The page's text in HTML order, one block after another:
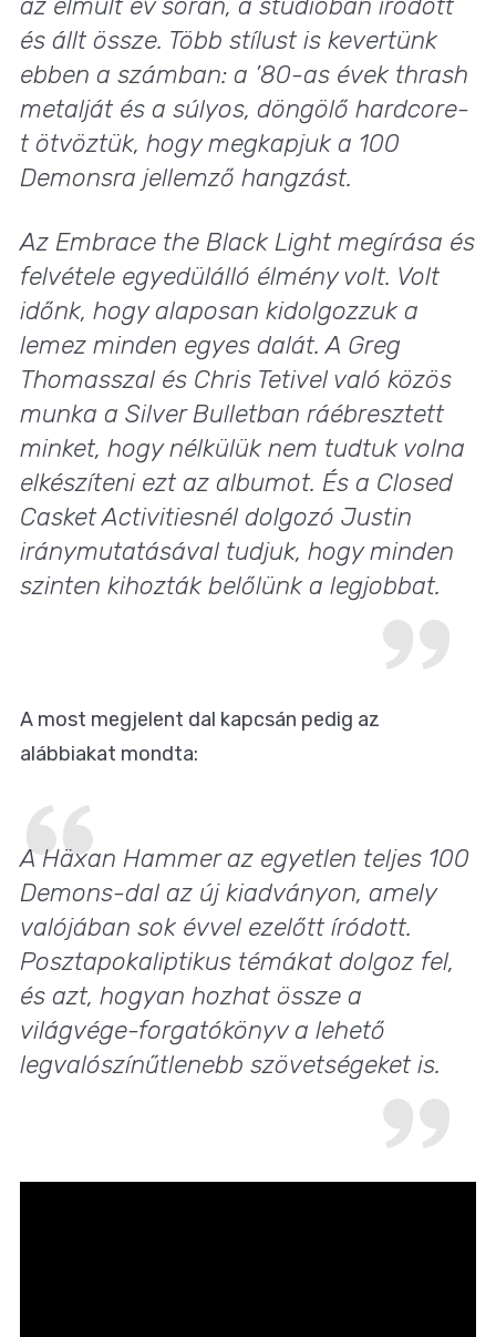
az elmúlt év során, a stúdióban íródott
és állt össze. Több stílust is kevertünk
ebben a számban: a ’80-as évek thrash
metalját és a súlyos, döngölő hardcore-
t ötvöztük, hogy megkapjuk a 100
Demonsra jellemző hangzást.
Az Embrace the Black Light megírása és
felvétele egyedülálló élmény volt. Volt
időnk, hogy alaposan kidolgozzuk a
lemez minden egyes dalát. A Greg
Thomasszal és Chris Tetivel való közös
munka a Silver Bulletban ráébresztett
minket, hogy nélkülük nem tudtuk volna
elkészíteni ezt az albumot. És a Closed
Casket Activitiesnél dolgozó Justin
iránymutatásával tudjuk, hogy minden
szinten kihozták belőlünk a legjobbat.
A most megjelent dal kapcsán pedig az
alábbiakat mondta:
A Häxan Hammer az egyetlen teljes 100
Demons-dal az új kiadványon, amely
valójában sok évvel ezelőtt íródott.
Posztapokaliptikus témákat dolgoz fel,
és azt, hogyan hozhat össze a
világvége-forgatókönyv a lehető
legvalószínűtlenebb szövetségeket is.